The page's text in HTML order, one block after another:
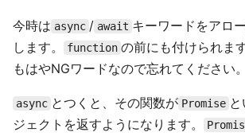
今時は async / await キーワードをアロ
します。
function の前にも付けられます
もはやNGワードなので忘れてください。
async とつくと、その関数が Promise
ジェクトを返すようになります。